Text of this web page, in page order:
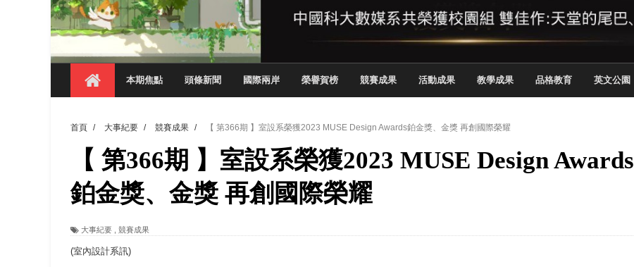
【 第404期 】此夏，向未來！ 中國科大新竹畢典青銀共學、逐夢啟航
領航AI創先例！ 數媒系錄音室獲「杜比全景聲」與「Wwise」雙認證
觀管系展現跨域創新與實作育人成效 AI智慧餐飲管家獲全國第二名
學務處舉辦「董事長『聊』心室」 上官董事長與青年學子溫馨對談 傳遞品格與智慧力量
金曲陣容強勢進駐！中國科大原民音樂成果展 燃爆傳統與現代
數媒系《天堂的尾巴》、《礦影》勇奪台灣原創遊戲大賞雙佳作
師生攜手磨練一個月！觀管系榮獲天籟盃全國大專廣播詞競賽英文組佳作
一銀彭仁主中國科大開講 解密AI時代的金融轉型與數位正義
通識教育中心主辦「114學年度AI英文自我介紹比賽」成績出爐
本期焦點 頭條新聞 國際兩岸 榮譽賀榜 競賽成果 活動成果 教學成果 品格教育 英文公園
首頁 / 大事紀要 / 競賽成果 / 【 第366期 】室設系榮獲2023 MUSE Design Awards鉑金獎、金獎 再創國際榮耀
【 第366期 】室設系榮獲2023 MUSE Design Awards
鉑金獎、金獎 再創國際榮耀
大事紀要 競賽成果
(室內設計系訊)